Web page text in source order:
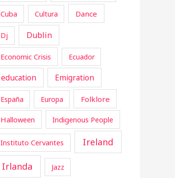
Cuba Cultura Dance
Dj Dublin
Economic Crisis Ecuador
education Emigration
España Europa Folklore
Halloween Indigenous People
Instituto Cervantes Ireland
Irlanda Jazz